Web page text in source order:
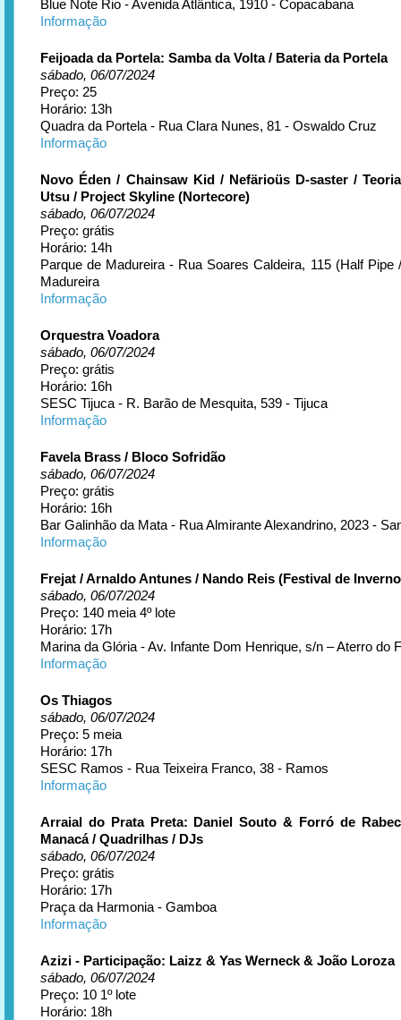
Blue Note Rio - Avenida Atlântica, 1910 - Copacabana
Informação
Feijoada da Portela: Samba da Volta / Bateria da Portela
sábado, 06/07/2024
Preço: 25
Horário: 13h
Quadra da Portela - Rua Clara Nunes, 81 - Oswaldo Cruz
Informação
Novo Éden / Chainsaw Kid / Nefärioüs D-saster /
Utsu / Project Skyline (Nortecore)
sábado, 06/07/2024
Preço: grátis
Horário: 14h
Parque de Madureira - Rua Soares Caldeira, 115 (Half Pipe
Madureira
Informação
Orquestra Voadora
sábado, 06/07/2024
Preço: grátis
Horário: 16h
SESC Tijuca - R. Barão de Mesquita, 539 - Tijuca
Informação
Favela Brass / Bloco Sofridão
sábado, 06/07/2024
Preço: grátis
Horário: 16h
Bar Galinhão da Mata - Rua Almirante Alexandrino, 2023 -
Informação
Frejat / Arnaldo Antunes / Nando Reis (Festival de
sábado, 06/07/2024
Preço: 140 meia 4º lote
Horário: 17h
Marina da Glória - Av. Infante Dom Henrique, s/n – Aterro do
Informação
Os Thiagos
sábado, 06/07/2024
Preço: 5 meia
Horário: 17h
SESC Ramos - Rua Teixeira Franco, 38 - Ramos
Informação
Arraial do Prata Preta: Daniel Souto & Forró de
Manacá / Quadrilhas / DJs
sábado, 06/07/2024
Preço: grátis
Horário: 17h
Praça da Harmonia - Gamboa
Informação
Azizi - Participação: Laizz & Yas Werneck & João Loroza
sábado, 06/07/2024
Preço: 10 1º lote
Horário: 18h